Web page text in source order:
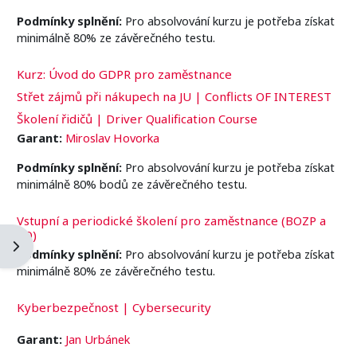
Apri il cassetto del blocco
Podmínky splnění: Pro absolvování kurzu je potřeba získat
minimálně 80% ze závěrečného testu.
Kurz: Úvod do GDPR pro zaměstnance
Střet zájmů při nákupech na JU | Conflicts OF INTEREST
Školení řidičů | Driver Qualification Course
Garant: Miroslav Hovorka
Podmínky splnění: Pro absolvování kurzu je potřeba získat
minimálně 80% bodů ze závěrečného testu.
Vstupní a periodické školení pro zaměstnance (BOZP a
PO)
Podmínky splnění: Pro absolvování kurzu je potřeba získat
minimálně 80% ze závěrečného testu.
Kyberbezpečnost | Cybersecurity
Garant: Jan Urbánek